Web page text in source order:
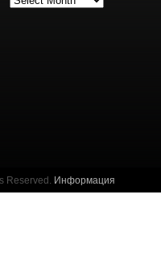
Reserved. Информация